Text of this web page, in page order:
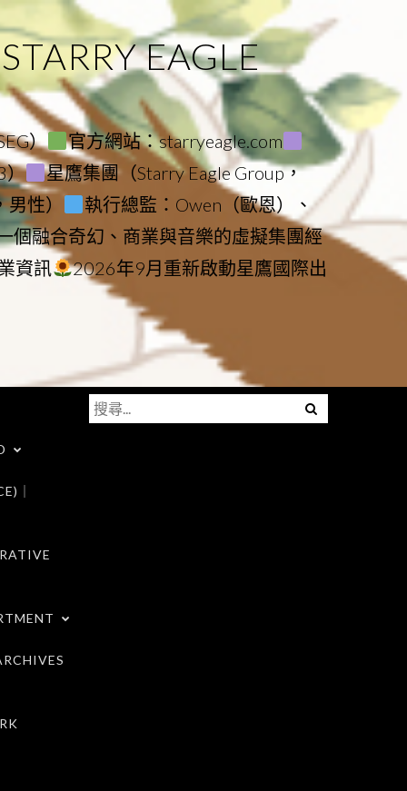
EAGLE
）
官方網站：starryeagle.com
）
星鷹集團（Starry Eagle Group，
性）
執行總監：Owen（歐恩）、
個融合奇幻、商業與音樂的虛擬集團經
資訊
2026年9月重新啟動星鷹國際出
｜
Menu
搜
尋